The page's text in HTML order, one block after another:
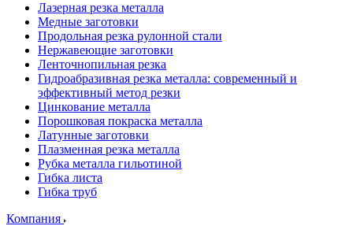
Лазерная резка металла
Медные заготовки
Продольная резка рулонной стали
Нержавеющие заготовки
Ленточнопильная резка
Гидроабразивная резка металла: современный и
эффективный метод резки
Цинкование металла
Порошковая покраска металла
Латунные заготовки
Плазменная резка металла
Рубка металла гильотиной
Гибка листа
Гибка труб
Компания